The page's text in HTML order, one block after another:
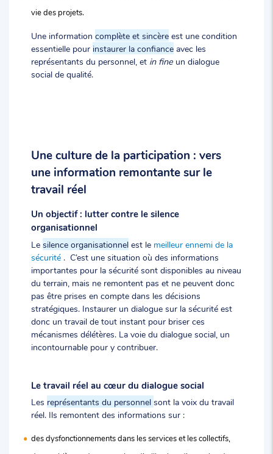
vie des projets.
Une information complète et sincèreest une condition
essentielle pour instaurer la confianceavec les
représentants du personnel, et in fineun dialogue
social de qualité.
Une culture de la participation : vers
une information remontante sur le
travail réel
Un objectif : lutter contre le silence
organisationnel
Le silence organisationnelest le meilleur ennemi de la
sécurité. C’est une situation où des informations
importantes pour la sécurité sont disponibles au niveau
du terrain, mais ne remontent pas et ne peuvent donc
pas être prises en compte dans les décisions
stratégiques. Instaurer un dialogue sur la sécurité est
donc un travail de tout instant pour briser ces
mécanismes délétères. La voie du dialogue social, un
incontournable pour y contribuer.
Le travail réel au cœur du dialogue social
Les représentants du personnel sont la voix du travail
réel. Ils remontent des informations sur :
des dysfonctionnements dans les services et les collectifs,